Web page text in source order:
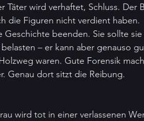
Täter wird verhaftet, Schluss. Der
die Figuren nicht verdient haben.
Geschichte beenden. Sie sollte
– er kann aber genauso
waren. Gute Forensik
Genau dort sitzt die Reibung.
wird tot in einer verlassenen